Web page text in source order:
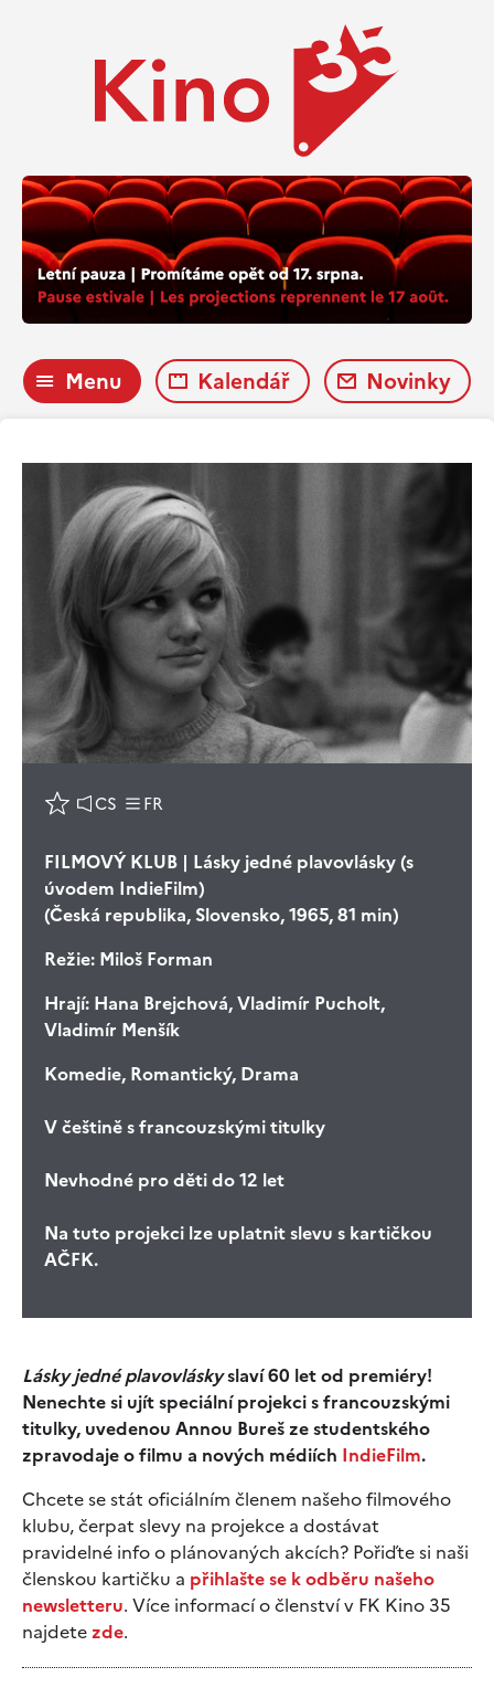
Menu Kalendář Novinky
CS FR
FILMOVÝ KLUB | Lásky jedné plavovlásky (s
úvodem IndieFilm)
(Česká republika, Slovensko, 1965, 81 min)
Režie: Miloš Forman
Hrají: Hana Brejchová, Vladimír Pucholt,
Vladimír Menšík
Komedie, Romantický, Drama
V češtině s francouzskými titulky
Nevhodné pro děti do 12 let
Na tuto projekci lze uplatnit slevu s kartičkou
AČFK.
Lásky jedné plavovláskyslaví 60 let od premiéry!
Nenechte si ujít speciální projekci s francouzskými
titulky, uvedenou Annou Bureš ze studentského
zpravodaje o filmu a nových médiích IndieFilm.
Chcete se stát oficiálním členem našeho filmového
klubu, čerpat slevy na projekce a dostávat
pravidelné info o plánovaných akcích? Pořiďte si naši
členskou kartičku a přihlašte se k odběru našeho
newsletteru. Více informací o členství v FK Kino 35
najdetezde.